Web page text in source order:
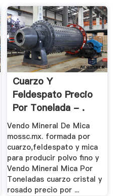
Cuarzo Y
Feldespato Precio
Por Tonelada - .
Vendo Mineral De Mica
mossc.mx. formada por
cuarzo,feldespato y mica
para producir polvo fino y
Vendo Mineral Mica Por
Toneladas cuarzo cristal y
rosado precio por ...